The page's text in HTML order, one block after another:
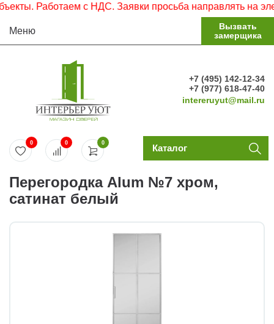
Работаем с НДС. Заявки просьба направлять на
Меню
Вызвать
замерщика
+7 (495) 142-12-34
+7 (977) 618-47-40
intereruyut@mail.ru
0
0 0 Каталог
Перегородка Alum №7 хром,
сатинат белый